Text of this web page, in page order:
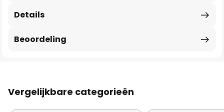
Details
Beoordeling
Vergelijkbare categorieën